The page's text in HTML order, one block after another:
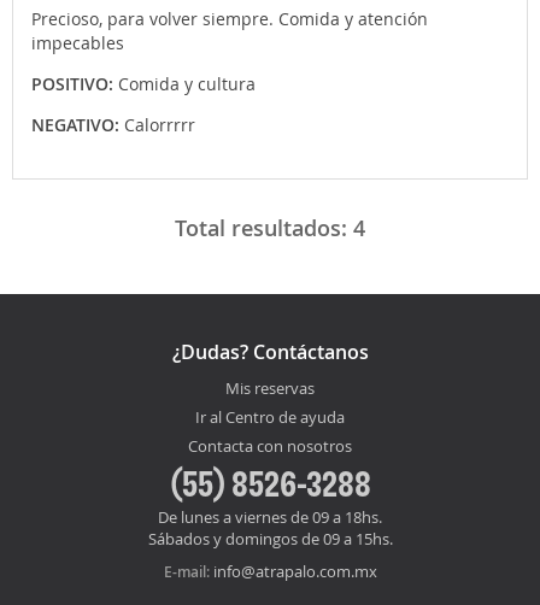
Precioso, para volver siempre. Comida y atención
impecables
POSITIVO: Comida y cultura
NEGATIVO: Calorrrrr
Total resultados: 4
¿Dudas? Contáctanos
Mis reservas
Ir al Centro de ayuda
Contacta con nosotros
(55) 8526-3288
De lunes a viernes de 09 a 18hs.
Sábados y domingos de 09 a 15hs.
E-mail: info@atrapalo.com.mx